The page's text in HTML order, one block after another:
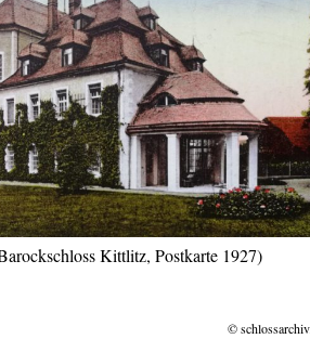
Kittlitz, Postkarte 1927)
©